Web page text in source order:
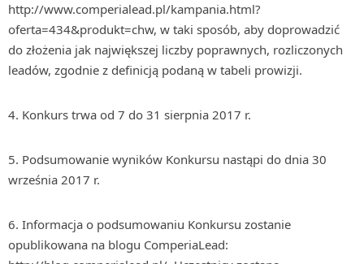
http://www.comperialead.pl/kampania.html?
oferta=434&produkt=chw, w taki sposób, aby doprowadzić
do złożenia jak największej liczby poprawnych, rozliczonych
leadów, zgodnie z definicją podaną w tabeli prowizji.
4. Konkurs trwa od 7 do 31 sierpnia 2017 r.
5. Podsumowanie wyników Konkursu nastąpi do dnia 30
września 2017 r.
6. Informacja o podsumowaniu Konkursu zostanie
opublikowana na blogu ComperiaLead: